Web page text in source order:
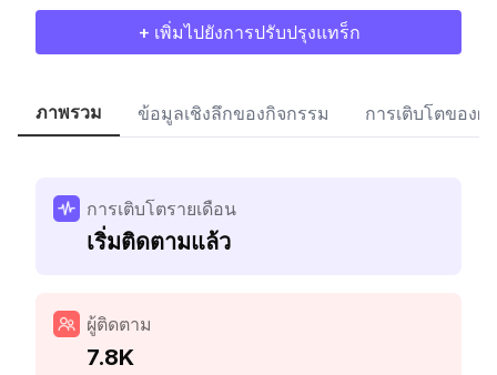
+ เพิ่มไปยังการปรับปรุงแทร็ก
ภาพรวม ข้อมูลเชิงลึกของกิจกรรม การเติบโตของผู้
การเติบโตรายเดือน
เริ่มติดตามแล้ว
ผู้ติดตาม
7.8K